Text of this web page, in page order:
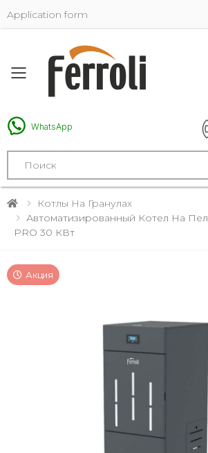
Application form
Toggle mobile menu
WhatsApp
Search
Котлы На Гранулах
Автоматизированный Котел На
PRO 30 КВт
Акция